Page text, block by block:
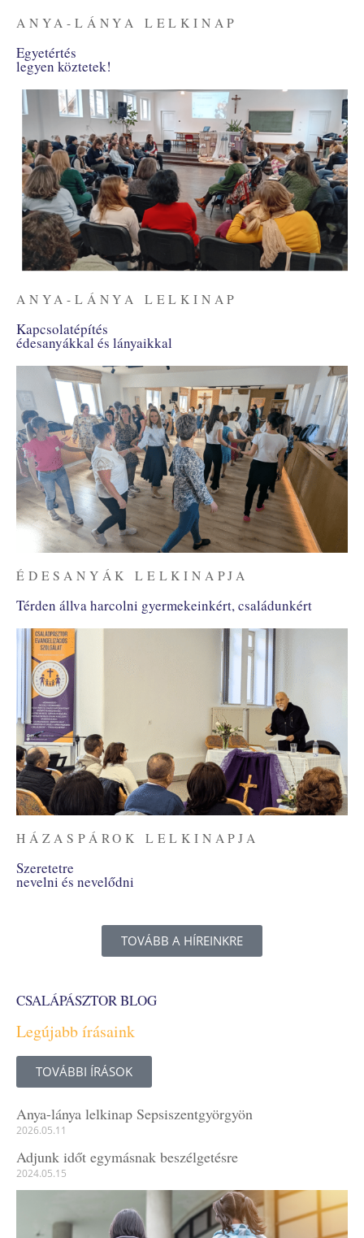
ANYA-LÁNYA LELKINAP
Egyetértés
legyen köztetek!
ANYA-LÁNYA LELKINAP
Kapcsolatépítés
édesanyákkal és lányaikkal
ÉDESANYÁK LELKINAPJA
Térden állva harcolni gyermekeinkért, családunkért
HÁZASPÁROK LELKINAPJA
Szeretetre
nevelni és nevelődni
TOVÁBB A HÍREINKRE
CSALÁPÁSZTOR BLOG
Legújabb írásaink
TOVÁBBI ÍRÁSOK
Anya-lánya lelkinap Sepsiszentgyörgyön
2026.05.11
Adjunk időt egymásnak beszélgetésre
2024.05.15